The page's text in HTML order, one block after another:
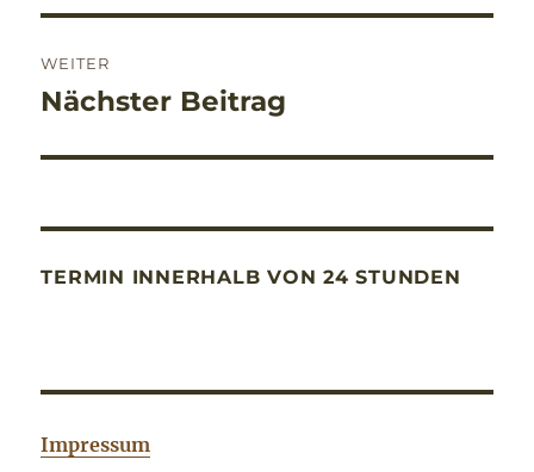
WEITER
Nächster
Nächster Beitrag
TERMIN INNERHALB VON 24 STUNDEN
Impressum